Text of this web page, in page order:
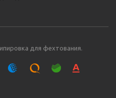
для фехтования.